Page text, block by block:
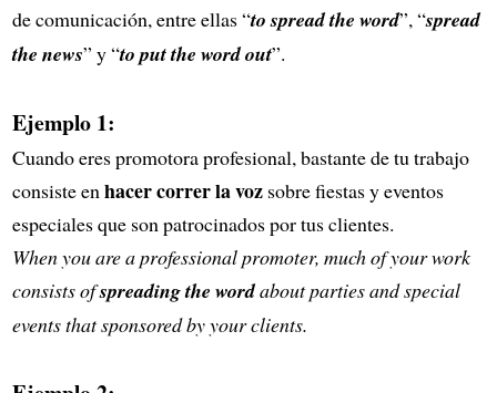
de comunicación, entre ellas “to spread the word”, “spread
the news” y “to put the word out”.
Ejemplo 1:
Cuando eres promotora profesional, bastante de tu trabajo
consiste en hacer correr la vozsobre fiestas y eventos
especiales que son patrocinados por tus clientes.
When you are a professional promoter, much of your work
consists ofspreading the wordabout parties and special
events that sponsored by your clients.